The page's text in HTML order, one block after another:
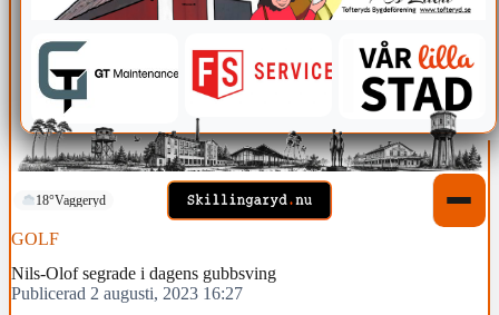
18°Vaggeryd
GOLF
Nils-Olof segrade i dagens gubbsving
Publicerad 2 augusti, 2023 16:27